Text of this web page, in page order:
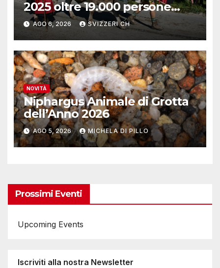
2025 oltre 19.000 persone
reinserite nel mercato del
lavoro
AGO 6, 2026 SVIZZERI CH
NOVITÀ
Niphargus Animale di Grotta
dell’Anno 2026
AGO 5, 2026 MICHELA DI PILLO
Prossimi Eventi
Upcoming Events
Iscriviti alla nostra Newsletter